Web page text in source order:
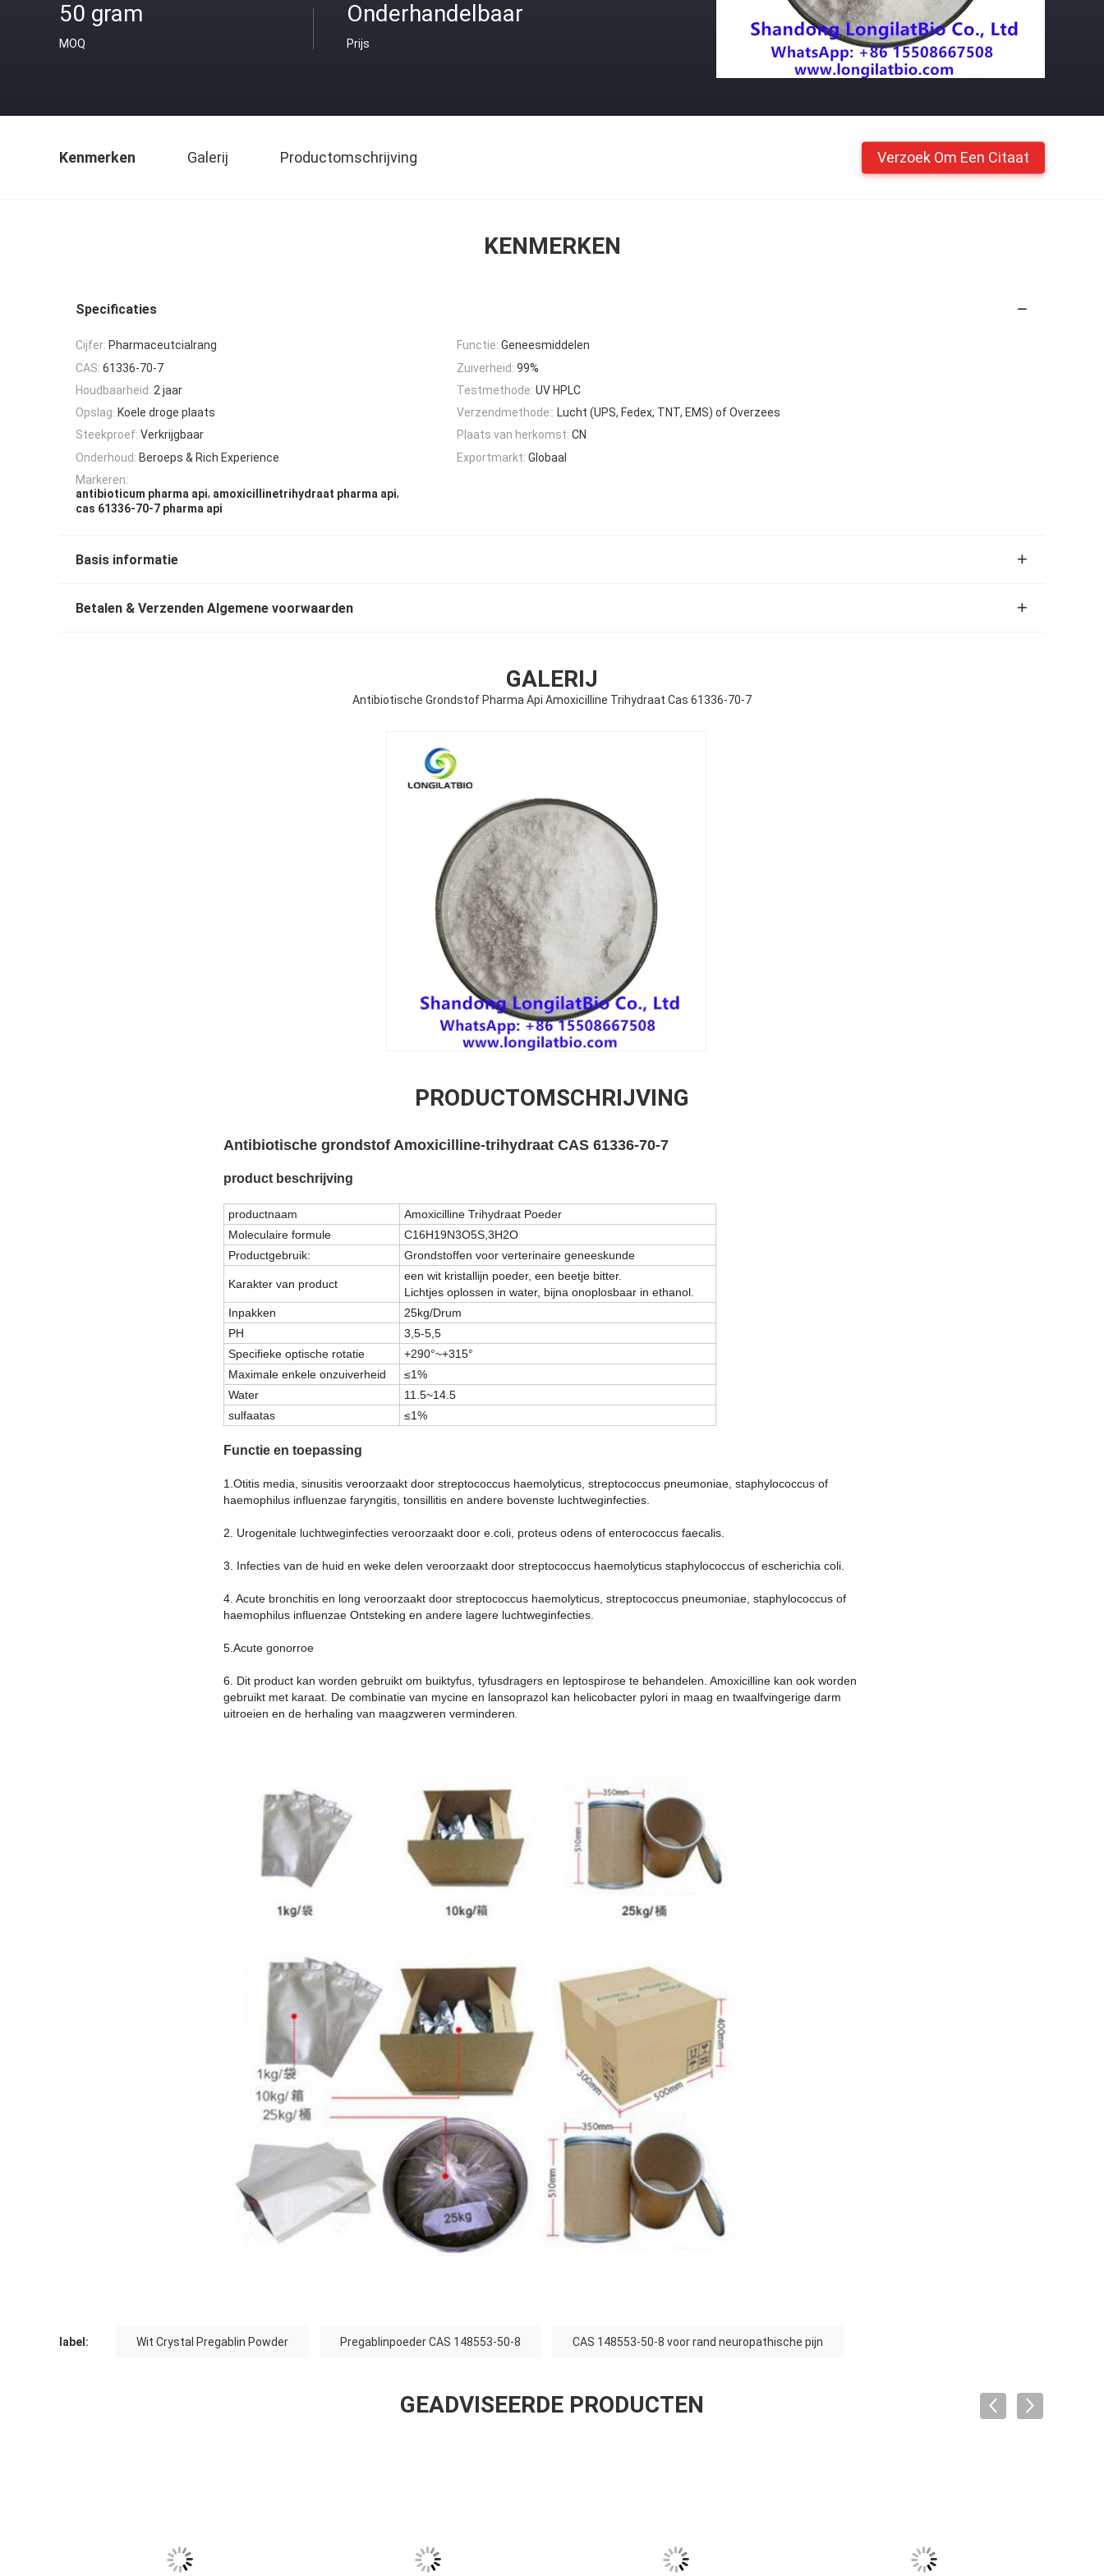
50 gram
MOQ
Onderhandelbaar
Prijs
Kenmerken Galerij Productomschrijving Verzoek Om Een Citaat
KENMERKEN
Specificaties
Cijfer: Pharmaceutcialrang Functie: Geneesmiddelen
CAS: 61336-70-7 Zuiverheid: 99%
Houdbaarheid: 2 jaar Testmethode: UV HPLC
Opslag: Koele droge plaats Verzendmethode:: Lucht (UPS, Fedex, TNT, EMS) of Overzees
Steekproef: Verkrijgbaar Plaats van herkomst: CN
Onderhoud: Beroeps & Rich Experience Exportmarkt: Globaal
Markeren:
antibioticum pharma api, amoxicillinetrihydraat pharma api,
cas 61336-70-7 pharma api
Basis informatie
Betalen & Verzenden Algemene voorwaarden
GALERIJ
Antibiotische Grondstof Pharma Api Amoxicilline Trihydraat Cas 61336-70-7
PRODUCTOMSCHRIJVING
Antibiotische grondstof Amoxicilline-trihydraat CAS 61336-70-7
product beschrijving
productnaam
Amoxicilline Trihydraat Poeder
Moleculaire formule
C16H19N3O5S,3H2O
Productgebruik:
Grondstoffen voor verterinaire geneeskunde
Karakter van product
een wit kristallijn poeder, een beetje bitter.
Lichtjes oplossen in water, bijna onoplosbaar in ethanol.
Inpakken
25kg/Drum
PH
3,5-5,5
Specifieke optische rotatie
+290°~+315°
Maximale enkele onzuiverheid
≤1%
Water
11.5~14.5
sulfaatas
≤1%
Functie en toepassing
1.Otitis media, sinusitis veroorzaakt door streptococcus haemolyticus, streptococcus pneumoniae, staphylococcus of
haemophilus influenzae faryngitis, tonsillitis en andere bovenste luchtweginfecties.
2. Urogenitale luchtweginfecties veroorzaakt door e.coli, proteus odens of enterococcus faecalis.
3. Infecties van de huid en weke delen veroorzaakt door streptococcus haemolyticus staphylococcus of escherichia coli.
4. Acute bronchitis en long veroorzaakt door streptococcus haemolyticus, streptococcus pneumoniae, staphylococcus of
haemophilus influenzae Ontsteking en andere lagere luchtweginfecties.
5.Acute gonorroe
6. Dit product kan worden gebruikt om buiktyfus, tyfusdragers en leptospirose te behandelen. Amoxicilline kan ook worden
gebruikt met karaat. De combinatie van mycine en lansoprazol kan helicobacter pylori in maag en twaalfvingerige darm
uitroeien en de herhaling van maagzweren verminderen
label: Wit Crystal Pregablin Powder Pregablinpoeder CAS 148553-50-8 CAS 148553-50-8 voor rand neuropathische pijn
GEADVISEERDE PRODUCTEN